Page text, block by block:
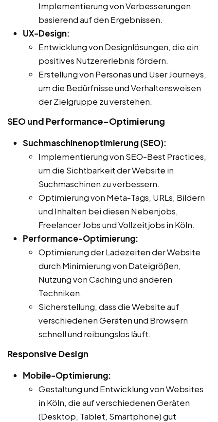
Implementierung von Verbesserungen
basierend auf den Ergebnissen.
UX-Design:
Entwicklung von Designlösungen, die ein
positives Nutzererlebnis fördern.
Erstellung von Personas und User Journeys,
um die Bedürfnisse und Verhaltensweisen
der Zielgruppe zu verstehen.
SEO und Performance-Optimierung
Suchmaschinenoptimierung (SEO):
Implementierung von SEO-Best Practices,
um die Sichtbarkeit der Website in
Suchmaschinen zu verbessern.
Optimierung von Meta-Tags, URLs, Bildern
und Inhalten bei diesen Nebenjobs,
Freelancer Jobs und Vollzeitjobs in Köln.
Performance-Optimierung:
Optimierung der Ladezeiten der Website
durch Minimierung von Dateigrößen,
Nutzung von Caching und anderen
Techniken.
Sicherstellung, dass die Website auf
verschiedenen Geräten und Browsern
schnell und reibungslos läuft.
Responsive Design
Mobile-Optimierung:
Gestaltung und Entwicklung von Websites
in Köln, die auf verschiedenen Geräten
(Desktop, Tablet, Smartphone) gut